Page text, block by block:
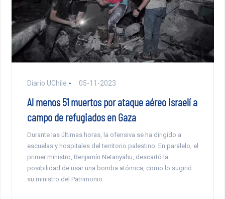
Diario UChile 05-11-2023
Al menos 51 muertos por ataque aéreo israelí a
campo de refugiados en Gaza
Durante las últimas horas, la ofensiva se ha dirigido a
escuelas y hospitales del territorio palestino. En paralelo, el
primer ministro, Benjamín Netanyahu, descartó la
posibilidad de usar una bomba atómica, como lo sugirió
su ministro del Patrimonio